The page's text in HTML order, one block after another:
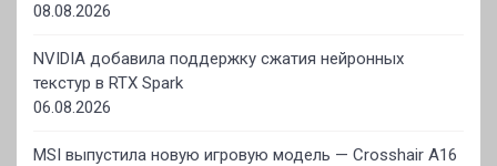
08.08.2026
NVIDIA добавила поддержку сжатия нейронных
текстур в RTX Spark
06.08.2026
MSI выпустила новую игровую модель — Crosshair A16